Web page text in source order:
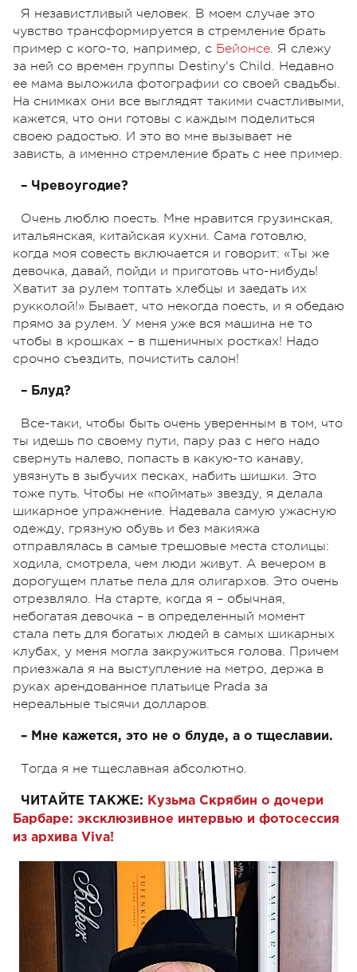
Я независтливый человек. В моем случае это
чувство трансформируется в стремление брать
пример с кого-то, например, с Бейонсе. Я слежу
за ней со времен группы Destiny's Child. Недавно
ее мама выложила фотографии со своей свадьбы.
На снимках они все выглядят такими счастливыми,
кажется, что они готовы с каждым поделиться
своею радостью. И это во мне вызывает не
зависть, а именно стремление брать с нее пример.
– Чревоугодие?
Очень люблю поесть. Мне нравится грузинская,
итальянская, китайская кухни. Сама готовлю,
когда моя совесть включается и говорит: «Ты же
девочка, давай, пойди и приготовь что-нибудь!
Хватит за рулем топтать хлебцы и заедать их
рукколой!» Бывает, что некогда поесть, и я обедаю
прямо за рулем. У меня уже вся машина не то
чтобы в крошках – в пшеничных ростках! Надо
срочно съездить, почистить салон!
– Блуд?
Все-таки, чтобы быть очень уверенным в том, что
ты идешь по своему пути, пару раз с него надо
свернуть налево, попасть в какую-то канаву,
увязнуть в зыбучих песках, набить шишки. Это
тоже путь. Чтобы не «поймать» звезду, я делала
шикарное упражнение. Надевала самую ужасную
одежду, грязную обувь и без макияжа
отправлялась в самые трешовые места столицы:
ходила, смотрела, чем люди живут. А вечером в
дорогущем платье пела для олигархов. Это очень
отрезвляло. На старте, когда я – обычная,
небогатая девочка – в определенный момент
стала петь для богатых людей в самых шикарных
клубах, у меня могла закружиться голова. Причем
приезжала я на выступление на метро, держа в
руках арендованное платьице Prada за
нереальные тысячи долларов.
– Мне кажется, это не о блуде, а о тщеславии.
Тогда я не тщеславная абсолютно.
ЧИТАЙТЕ ТАКЖЕ: Кузьма Скрябин о дочери
Барбаре: эксклюзивное интервью и фотосессия
из архива Viva!